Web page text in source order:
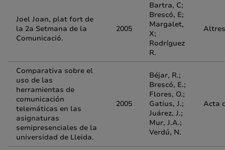
Joel Joan, plat fort de
la 2a Setmana de la
Comunicació.
2005
Bartra, C;
Brescó, E;
Margalet,
X;
Rodríguez
R.
Altres
Comparativa sobre el
uso de las
herramientas de
comunicación
telemáticas en las
asignaturas
semipresenciales de la
universidad de Lleida.
2005
Béjar, R.;
Brescó, E.;
Flores, O.;
Gatius, J.;
Juárez, J.;
Mur, J.A.;
Verdú, N.
Acta